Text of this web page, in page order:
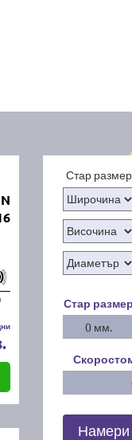
Стар размер
Стар размер
0 мм.
Намери